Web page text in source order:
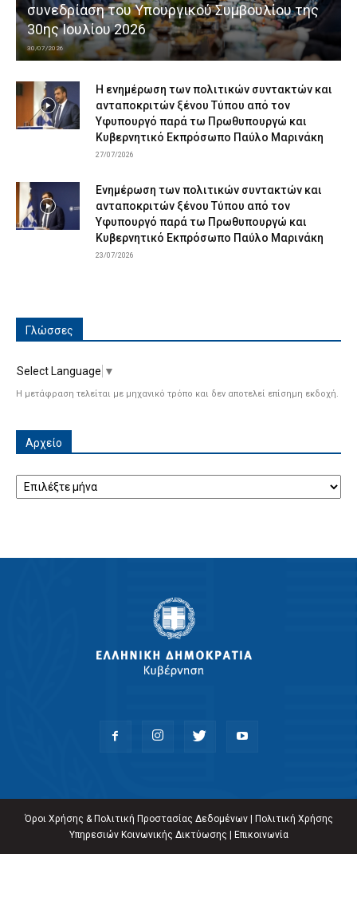
συνεδρίαση του Υπουργικού Συμβουλίου της
30ης Ιουλίου 2026
30/07/2026
Η ενημέρωση των πολιτικών συντακτών και
ανταποκριτών ξένου Τύπου από τον
Υφυπουργό παρά τω Πρωθυπουργώ και
Κυβερνητικό Εκπρόσωπο Παύλο Μαρινάκη
27/07/2026
Ενημέρωση των πολιτικών συντακτών και
ανταποκριτών ξένου Τύπου από τον
Υφυπουργό παρά τω Πρωθυπουργώ και
Κυβερνητικό Εκπρόσωπο Παύλο Μαρινάκη
23/07/2026
Γλώσσες
Select Language ▼
Η μετάφραση τελείται με μηχανικό τρόπο και δεν αποτελεί επίσημη εκδοχή.
Αρχείο
Όροι Χρήσης & Πολιτική Προστασίας Δεδομένων|
Πολιτική Χρήσης
Υπηρεσιών Κοινωνικής Δικτύωσης
Επικοινωνία